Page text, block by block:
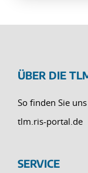
ÜBER DIE
So finden Sie uns
tlm.ris-portal.de
SERVICE